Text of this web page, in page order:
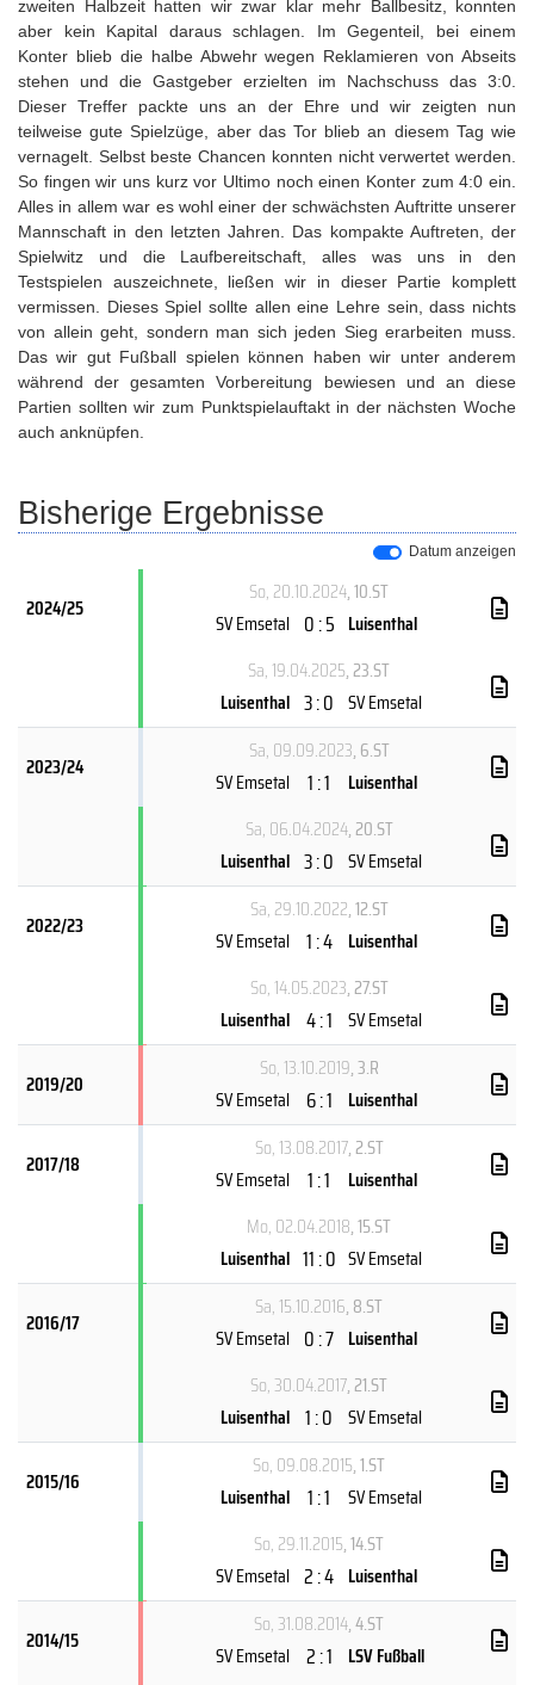
zweiten Halbzeit hatten wir zwar klar mehr Ballbesitz, konnten
aber kein Kapital daraus schlagen. Im Gegenteil, bei einem
Konter blieb die halbe Abwehr wegen Reklamieren von Abseits
stehen und die Gastgeber erzielten im Nachschuss das 3:0.
Dieser Treffer packte uns an der Ehre und wir zeigten nun
teilweise gute Spielzüge, aber das Tor blieb an diesem Tag wie
vernagelt. Selbst beste Chancen konnten nicht verwertet werden.
So fingen wir uns kurz vor Ultimo noch einen Konter zum 4:0 ein.
Alles in allem war es wohl einer der schwächsten Auftritte unserer
Mannschaft in den letzten Jahren. Das kompakte Auftreten, der
Spielwitz und die Laufbereitschaft, alles was uns in den
Testspielen auszeichnete, ließen wir in dieser Partie komplett
vermissen. Dieses Spiel sollte allen eine Lehre sein, dass nichts
von allein geht, sondern man sich jeden Sieg erarbeiten muss.
Das wir gut Fußball spielen können haben wir unter anderem
während der gesamten Vorbereitung bewiesen und an diese
Partien sollten wir zum Punktspielauftakt in der nächsten Woche
auch anknüpfen.
Bisherige Ergebnisse
Datum anzeigen
2024/25
So, 20.10.2024, 10.ST
SV Emsetal 0 : 5 Luisenthal
Sa, 19.04.2025, 23.ST
Luisenthal 3 : 0 SV Emsetal
2023/24
Sa, 09.09.2023, 6.ST
SV Emsetal 1 : 1
Luisenthal
Sa, 06.04.2024, 20.ST
Luisenthal 3 : 0 SV Emsetal
2022/23
Sa, 29.10.2022, 12.ST
SV Emsetal 1 : 4 Luisenthal
So, 14.05.2023, 27.ST
Luisenthal 4 : 1 SV Emsetal
2019/20
So, 13.10.2019, 3.R
SV Emsetal 6 : 1 Luisenthal
2017/18
So, 13.08.2017, 2.ST
SV Emsetal 1 : 1
Luisenthal
Mo, 02.04.2018, 15.ST
Luisenthal 11 : 0 SV Emsetal
2016/17
Sa, 15.10.2016, 8.ST
SV Emsetal 0 : 7 Luisenthal
So, 30.04.2017, 21.ST
Luisenthal 1 : 0 SV Emsetal
2015/16
So, 09.08.2015, 1.ST
Luisenthal 1 : 1
SV Emsetal
So, 29.11.2015, 14.ST
SV Emsetal 2 : 4 Luisenthal
2014/15
So, 31.08.2014, 4.ST
SV Emsetal 2 : 1 LSV Fußball